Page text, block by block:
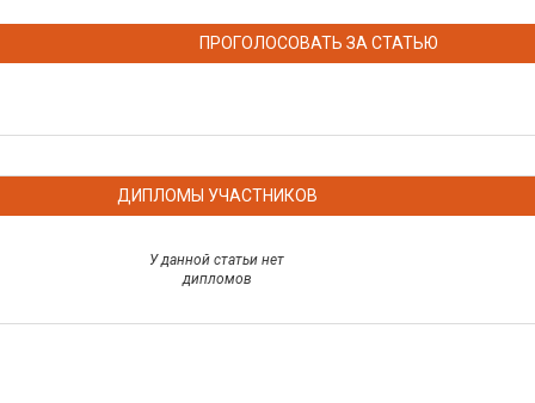
ПРОГОЛОСОВАТЬ ЗА СТАТЬЮ
ДИПЛОМЫ УЧАСТНИКОВ
У данной статьи нет
дипломов